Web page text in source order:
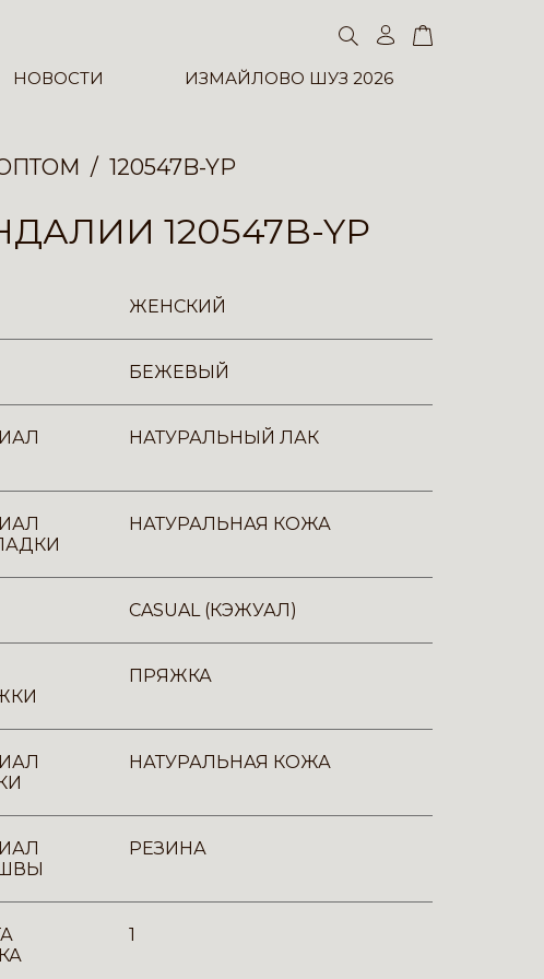
НОВОСТИ ИЗМАЙЛОВО ШУЗ 2026
120547B-YP
120547B-YP
ЖЕНСКИЙ
БЕЖЕВЫЙ
НАТУРАЛЬНЫЙ ЛАК
НАТУРАЛЬНАЯ КОЖА
CASUAL (КЭЖУАЛ)
ПРЯЖКА
НАТУРАЛЬНАЯ КОЖА
РЕЗИНА
1